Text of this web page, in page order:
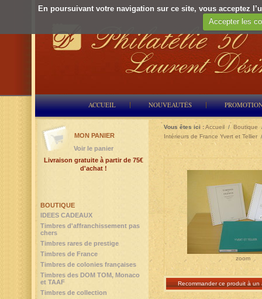
En poursuivant votre navigation sur ce site, vous acceptez
Accepter les
ACCUEIL NOUVEAUTÉS
Vous êtes ici :Accueil / Boutique
Intérieurs de France Yvert et Tellier
zoom
Recommander ce produit à un
BOUTIQUE
IDEES CADEAUX
Timbres d'affranchissement pas
chers
Timbres rares de prestige
Timbres de France
Timbres de colonies françaises
Timbres des DOM TOM, Monaco
et TAAF
Timbres de collection
MON PANIER
Voir le panier
Livraison gratuite à partir de 75€
d'achat !